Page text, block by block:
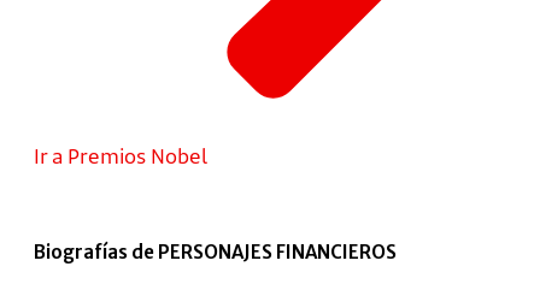
Ir a Premios Nobel
Biografías de PERSONAJES FINANCIEROS